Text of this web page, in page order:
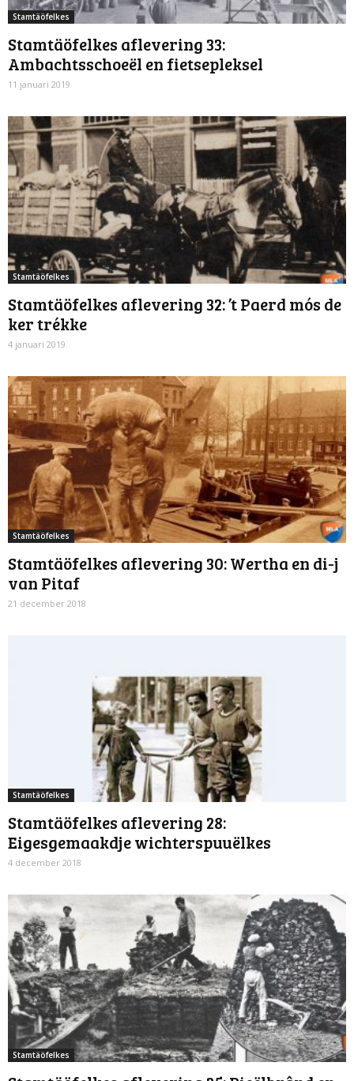
Stamtäöfelkes
Stamtäöfelkes aflevering 33:
Ambachtsschoeël en fietsepleksel
11 januari 2019
Stamtäöfelkes
Stamtäöfelkes aflevering 32: ’t Paerd mós de
ker trékke
4 januari 2019
Stamtäöfelkes
Stamtäöfelkes aflevering 30: Wertha en di-j
van Pitaf
21 december 2018
Stamtäöfelkes
Stamtäöfelkes aflevering 28:
Eigesgemaakdje wichterspuuëlkes
4 december 2018
Stamtäöfelkes